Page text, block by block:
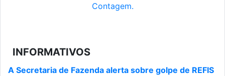
Contagem.
INFORMATIVOS
A Secretaria de Fazenda alerta sobre golpe de REFIS